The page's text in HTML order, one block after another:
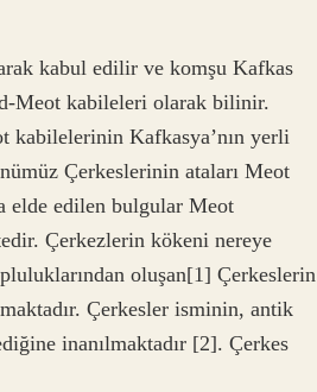
kabul edilir ve komşu Kafkas
Meot kabileleri olarak bilinir.
kabilelerinin Kafkasya’nın yerli
Çerkeslerinin ataları Meot
elde edilen bulgular Meot
Çerkezlerin kökeni nereye
oluşan[1] Çerkeslerin
Çerkesler isminin, antik
inanılmaktadır [2]. Çerkes